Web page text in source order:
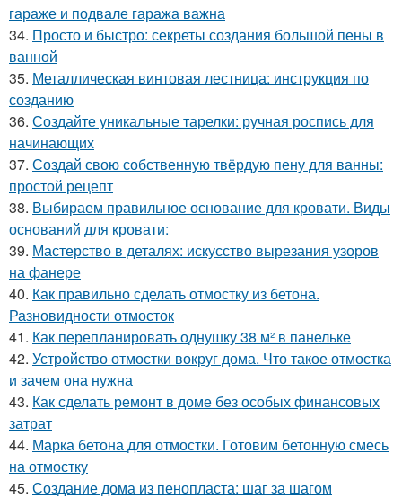
гараже и подвале гаража важна
34. Просто и быстро: секреты создания большой пены в
ванной
35. Металлическая винтовая лестница: инструкция по
созданию
36. Создайте уникальные тарелки: ручная роспись для
начинающих
37. Создай свою собственную твёрдую пену для ванны:
простой рецепт
38. Выбираем правильное основание для кровати. Виды
оснований для кровати:
39. Мастерство в деталях: искусство вырезания узоров
на фанере
40. Как правильно сделать отмостку из бетона.
Разновидности отмосток
41. Как перепланировать однушку 38 м² в панельке
42. Устройство отмостки вокруг дома. Что такое отмостка
и зачем она нужна
43. Как сделать ремонт в доме без особых финансовых
затрат
44. Марка бетона для отмостки. Готовим бетонную смесь
на отмостку
45. Создание дома из пенопласта: шаг за шагом